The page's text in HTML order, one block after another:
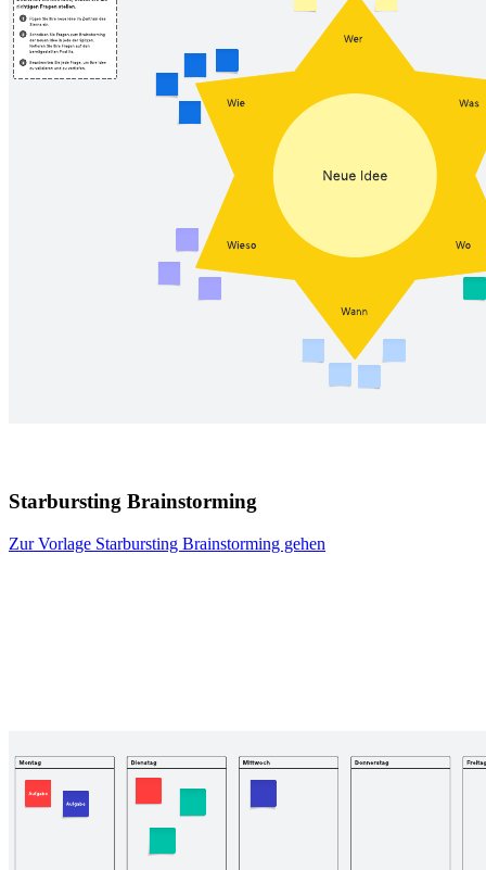
Starbursting Brainstorming
Zur Vorlage Starbursting Brainstorming gehen